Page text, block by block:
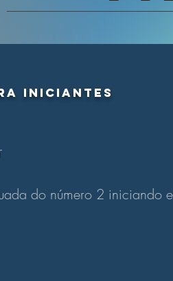
iniciantes
do número 2 iniciando